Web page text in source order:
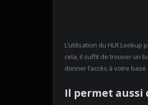
L’utilisation du HLR
cela, il suffit de trouver un
donner l’accès à votre
Il permet